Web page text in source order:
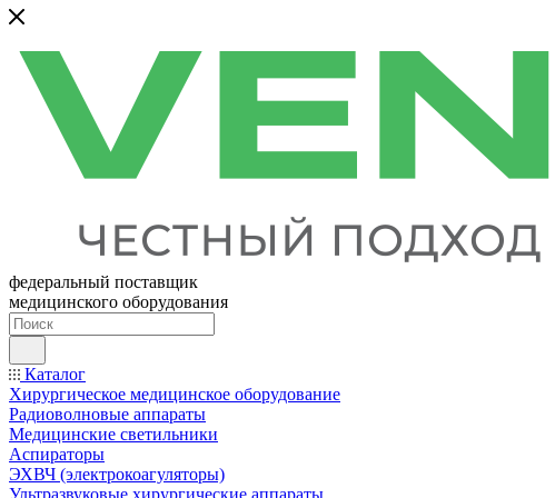
федеральный поставщик
медицинского оборудования
Каталог
Хирургическое медицинское оборудование
Радиоволновые аппараты
Медицинские светильники
Аспираторы
ЭХВЧ (электрокоагуляторы)
Ультразвуковые хирургические аппараты